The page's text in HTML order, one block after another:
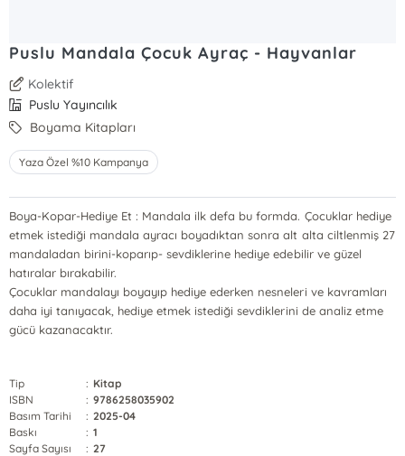
Puslu Mandala Çocuk Ayraç - Hayvanlar
Kolektif
Puslu Yayıncılık
Boyama Kitapları
Yaza Özel %10 Kampanya
Boya-Kopar-Hediye Et : Mandala ilk defa bu formda. Çocuklar hediye
etmek istediği mandala ayracı boyadıktan sonra alt alta ciltlenmiş 27
mandaladan birini-koparıp- sevdiklerine hediye edebilir ve güzel
hatıralar bırakabilir.
Çocuklar mandalayı boyayıp hediye ederken nesneleri ve kavramları
daha iyi tanıyacak, hediye etmek istediği sevdiklerini de analiz etme
gücü kazanacaktır.
Tip : Kitap
ISBN
: 9786258035902
Basım Tarihi
: 2025-04
Baskı
: 1
Sayfa Sayısı
: 27